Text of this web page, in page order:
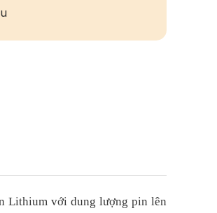
Lithium với dung lượng pin lên